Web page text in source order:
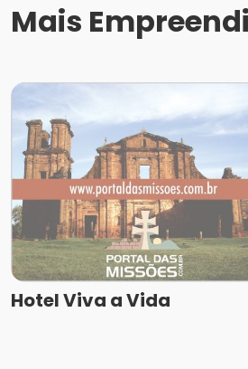
Mais
Hotel Viva a Vida